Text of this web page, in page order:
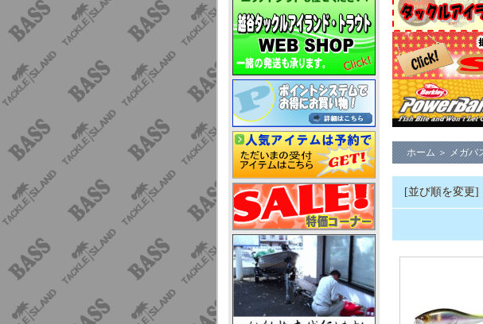
ホーム ＞ メガバ
[並び順を変更]